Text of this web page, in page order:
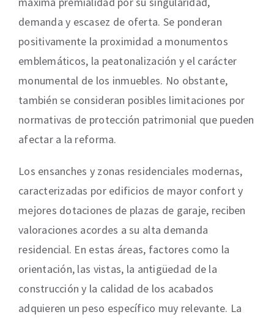
demanda y escasez de oferta. Se ponderan
positivamente la proximidad a monumentos
emblemáticos, la peatonalización y el carácter
monumental de los inmuebles. No obstante,
también se consideran posibles limitaciones por
normativas de protección patrimonial que pueden
afectar a la reforma.
Los ensanches y zonas residenciales modernas,
caracterizadas por edificios de mayor confort y
mejores dotaciones de plazas de garaje, reciben
valoraciones acordes a su alta demanda
residencial. En estas áreas, factores como la
orientación, las vistas, la antigüedad de la
construcción y la calidad de los acabados
adquieren un peso específico muy relevante. La